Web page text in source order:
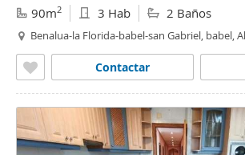
90m2 3 Hab 2 Baños
Benalua-la Florida-babel-san Gabriel, babel,
Contactar